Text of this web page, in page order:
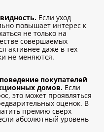
Если уход
повышает интерес к
не только на
совершаемых
активнее даже в тех
не меняются.
покупателей
домов. Если
это может проявляться
оценок. В
премию сверх
абсолютный уровень